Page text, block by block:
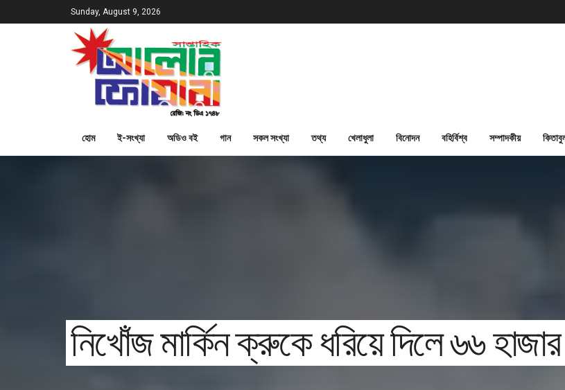
Sunday, August 9, 2026
হোম ই-সংখ্যা অডিও বই গান সকল সংখ্যা তথ্য খেলাধুলা বিনোদন বহির্বিশ্ব সম্পাদকীয়
নিখোঁজ মার্কিন ক্রুকে ধরিয়ে দিলে ৬৬